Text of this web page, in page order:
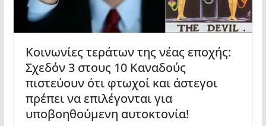
Κοινωνίες τεράτων της νέας εποχής:
Σχεδόν 3 στους 10 Καναδούς
πιστεύουν ότι φτωχοί και άστεγοι
πρέπει να επιλέγονται για
υποβοηθούμενη αυτοκτονία!